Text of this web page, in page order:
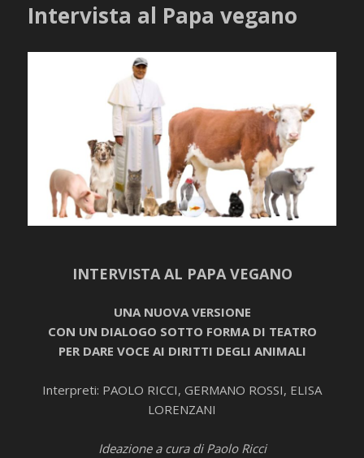
Intervista al Papa vegano
INTERVISTA AL PAPA VEGANO
UNA NUOVA VERSIONE
CON UN DIALOGO SOTTO FORMA DI TEATRO
PER DARE VOCE AI DIRITTI DEGLI ANIMALI
Interpreti: PAOLO RICCI, GERMANO ROSSI, ELISA
LORENZANI
Ideazione a cura di Paolo Ricci